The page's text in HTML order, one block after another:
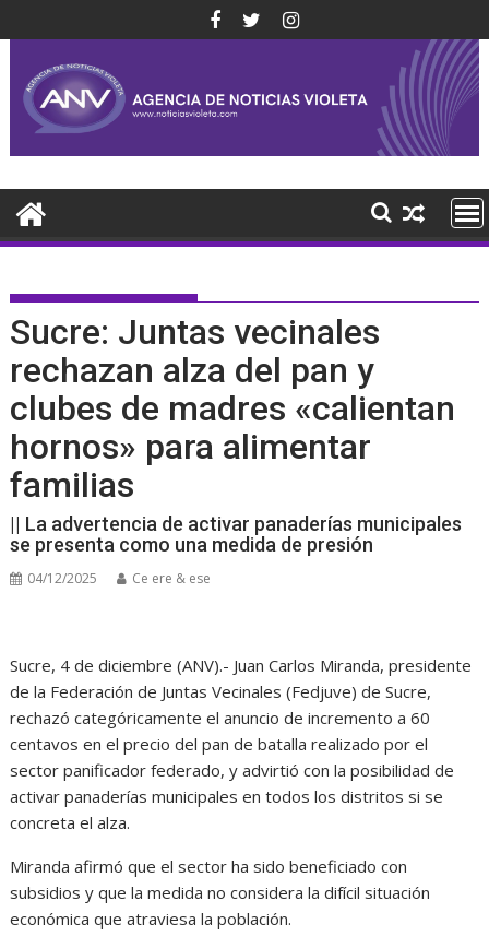
al
contenido
Sucre: Juntas vecinales
rechazan alza del pan y
clubes de madres «calientan
hornos» para alimentar
familias
|| La advertencia de activar panaderías municipales
se presenta como una medida de presión
04/12/2025 Ce ere & ese
Sucre, 4 de diciembre (ANV).- Juan Carlos Miranda, presidente
de la Federación de Juntas Vecinales (Fedjuve) de Sucre,
rechazó categóricamente el anuncio de incremento a 60
centavos en el precio del pan de batalla realizado por el
sector panificador federado, y advirtió con la posibilidad de
activar panaderías municipales en todos los distritos si se
concreta el alza.
Miranda afirmó que el sector ha sido beneficiado con
subsidios y que la medida no considera la difícil situación
económica que atraviesa la población.